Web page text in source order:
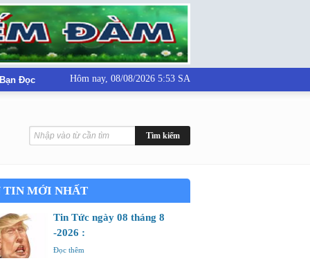
Đọc Hôm nay, 08/08/2026 5:53 SA
TIN MỚI NHẤT
Tin Tức ngày 08 tháng 8
-2026 :
Đọc thêm